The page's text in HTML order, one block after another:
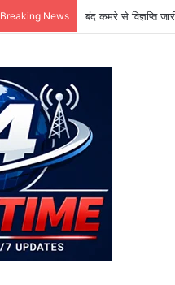
Breaking News बंद कमरे से विज्ञप्ति